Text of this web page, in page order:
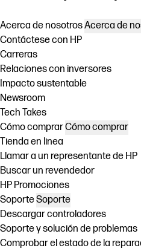
Acerca de nosotrosAcerca de
Contáctese con HP
Carreras
Relaciones con inversores
Impacto sustentable
Newsroom
Tech Takes
Cómo comprarCómo comprar
Tienda en linea
Llamar a un representante de HP
Buscar un revendedor
HP Promociones
SoporteSoporte
Descargar controladores
Soporte y solución de problemas
Comprobar el estado de la